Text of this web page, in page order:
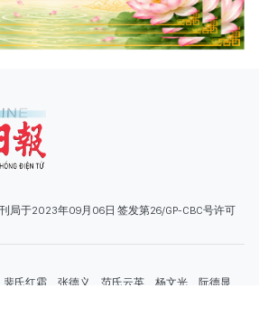
局于2023年09月06日 签发第26/GP-CBC号许可
街432-434号